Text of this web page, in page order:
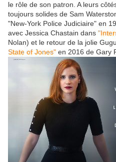
le rôle de son patron. A leurs
toujours solides de Sam
"New-York Police Judiciaire" en
avec Jessica Chastain dans
Nolan) et le retour de la jolie
State of Jones" en 2016 de Gary